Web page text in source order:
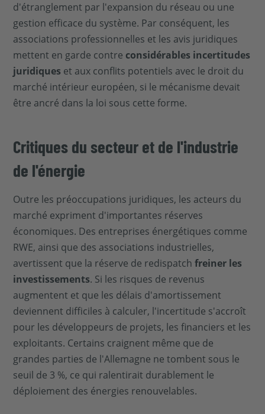
d'étranglement par l'expansion du réseau ou une
gestion efficace du système. Par conséquent, les
associations professionnelles et les avis juridiques
mettent en garde contre considérables incertitudes
juridiques et aux conflits potentiels avec le droit du
marché intérieur européen, si le mécanisme devait
être ancré dans la loi sous cette forme.
Critiques du secteur et de l'industrie
de l'énergie
Outre les préoccupations juridiques, les acteurs du
marché expriment d'importantes réserves
économiques. Des entreprises énergétiques comme
RWE, ainsi que des associations industrielles,
avertissent que la réserve de redispatchfreiner les
investissements. Si les risques de revenus
augmentent et que les délais d'amortissement
deviennent difficiles à calculer, l'incertitude s'accroît
pour les développeurs de projets, les financiers et les
exploitants. Certains craignent même que de
grandes parties de l'Allemagne ne tombent sous le
seuil de 3 %, ce qui ralentirait durablement le
déploiement des énergies renouvelables.